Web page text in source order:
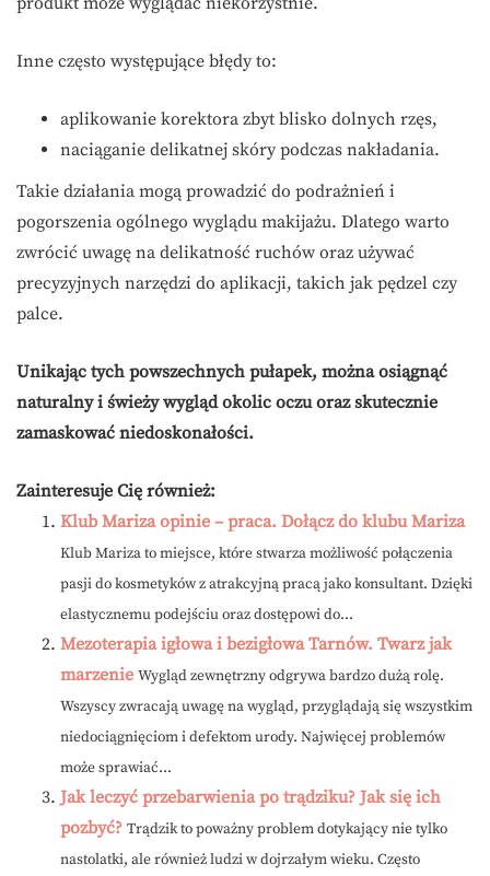
Inne często występujące błędy to:
aplikowanie korektora zbyt blisko dolnych rzęs,
naciąganie delikatnej skóry podczas nakładania.
Takie działania mogą prowadzić do podrażnień i
pogorszenia ogólnego wyglądu makijażu. Dlatego warto
zwrócić uwagę na delikatność ruchów oraz używać
precyzyjnych narzędzi do aplikacji, takich jak pędzel czy
palce.
Unikając tych powszechnych pułapek, można osiągnąć
naturalny i świeży wygląd okolic oczu oraz skutecznie
zamaskować niedoskonałości.
Zainteresuje Cię również:
Klub Mariza opinie – praca. Dołącz do klubu Mariza
Klub Mariza to miejsce, które stwarza możliwość połączenia
pasji do kosmetyków z atrakcyjną pracą jako konsultant. Dzięki
elastycznemu podejściu oraz dostępowi do...
Mezoterapia igłowa i bezigłowa Tarnów. Twarz jak
marzenie Wygląd zewnętrzny odgrywa bardzo dużą rolę.
Wszyscy zwracają uwagę na wygląd, przyglądają się wszystkim
niedociągnięciom i defektom urody. Najwięcej problemów
może sprawiać...
Jak leczyć przebarwienia po trądziku? Jak się ich
pozbyć? Trądzik to poważny problem dotykający nie tylko
nastolatki, ale również ludzi w dojrzałym wieku. Często